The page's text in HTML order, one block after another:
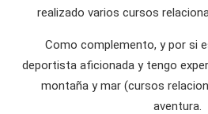
realizado varios cursos
Como complemento, y por si
deportista aficionada y tengo
montaña y mar (cursos
aventura.